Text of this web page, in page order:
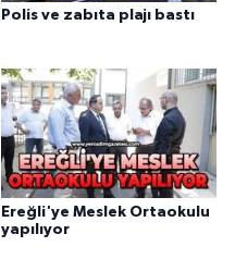
Polis ve zabıta plajı bastı
Ereğli'ye Meslek Ortaokulu
yapılıyor